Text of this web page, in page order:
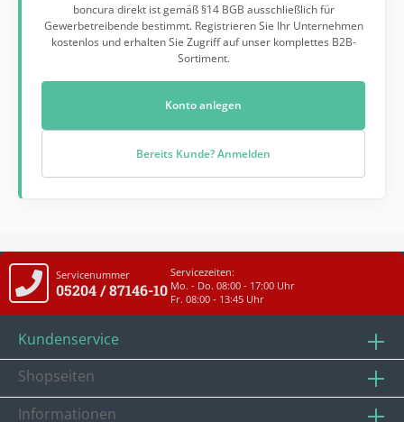
boncura direkt ist gemäß §14 BGB ausschließlich für
Gewerbetreibende bestimmt. Registrieren Sie Ihr Unternehmen
kostenlos und erhalten Sie Zugriff auf unser komplettes B2B-
Sortiment.
Konto anlegen
Bereits Kunde? Anmelden
Servicenummer
05204 / 87146-10
Servicezeiten:
Mo. - Do. 08:00 - 17:00 Uhr
Fr. 08:00 - 13:45 Uhr
Kundenservice
Shopseiten
Informationen